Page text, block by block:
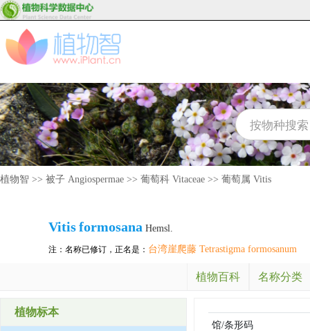
植物智 >> 被子 Angiospermae >> 葡萄科 Vitaceae >> 葡萄属 Vitis
Vitisformosana Hemsl.
注：名称已修订，正名是： 台湾崖爬藤 Tetrastigma formosanum
植物百科 名称分类
植物标本
馆/条形码